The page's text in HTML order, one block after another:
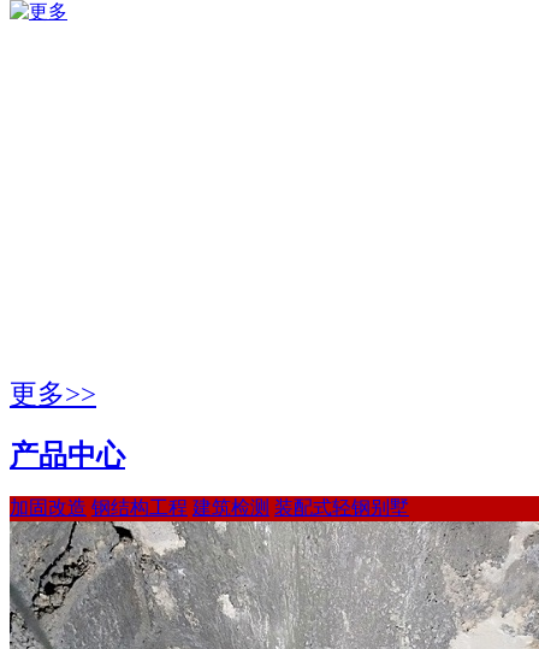
更多>>
产品中心
加固改造 钢结构工程 建筑检测 装配式轻钢别墅